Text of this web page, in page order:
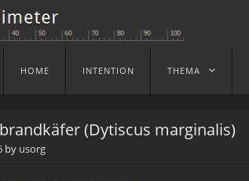
Menu
Skip to content
HOME INTENTION THEMA
(Dytiscus marginalis)
by usorg